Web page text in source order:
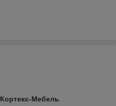
Кортекс-Мебель